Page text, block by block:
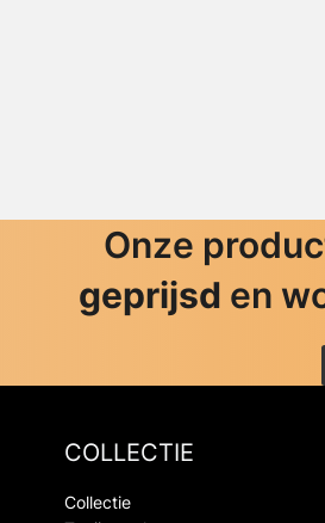
Onze
geprijsd en
COLLECTIE
Collectie